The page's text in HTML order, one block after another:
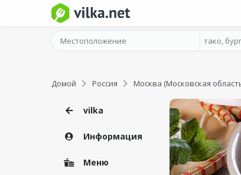
Домой Россия Москва (Московская
vilka
Информация
Меню